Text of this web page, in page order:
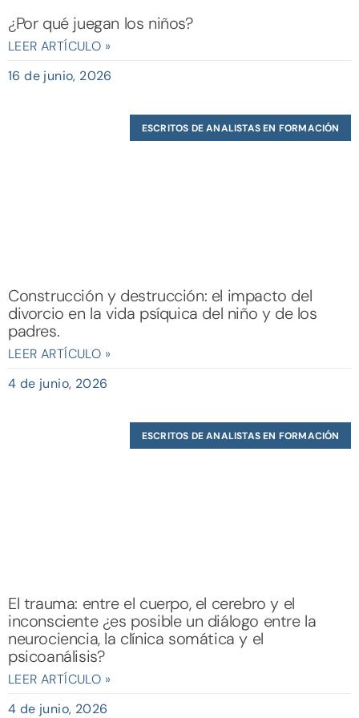
¿Por qué juegan los niños?
LEER ARTÍCULO »
16 de junio, 2026
ESCRITOS DE ANALISTAS EN FORMACIÓN
Construcción y destrucción: el impacto del
divorcio en la vida psíquica del niño y de los
padres.
LEER ARTÍCULO »
4 de junio, 2026
ESCRITOS DE ANALISTAS EN FORMACIÓN
El trauma: entre el cuerpo, el cerebro y el
inconsciente ¿es posible un diálogo entre la
neurociencia, la clínica somática y el
psicoanálisis?
LEER ARTÍCULO »
4 de junio, 2026